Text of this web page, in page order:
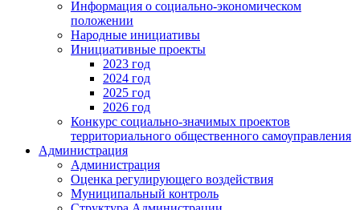
Информация о социально-экономическом
положении
Народные инициативы
Инициативные проекты
2023 год
2024 год
2025 год
2026 год
Конкурс социально-значимых проектов
территориального общественного самоуправления
Администрация
Администрация
Оценка регулирующего воздействия
Муниципальный контроль